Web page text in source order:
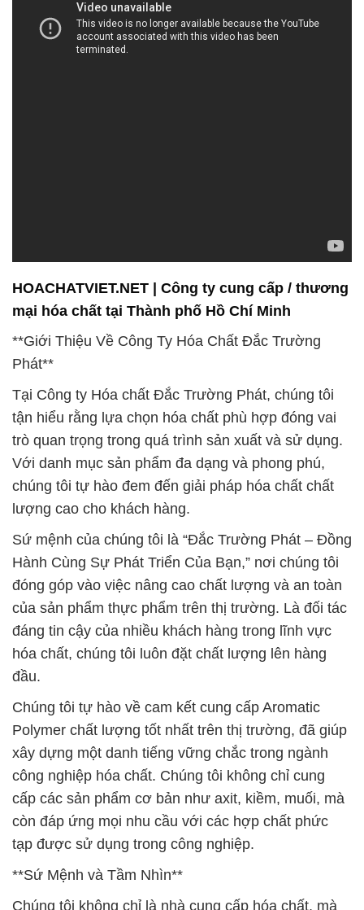
Phát**
Tại Công ty Hóa chất Đắc Trường Phát, chúng tôi
tận hiểu rằng lựa chọn hóa chất phù hợp đóng vai
trò quan trọng trong quá trình sản xuất và sử dụng.
Với danh mục sản phẩm đa dạng và phong phú,
chúng tôi tự hào đem đến giải pháp hóa chất chất
lượng cao cho khách hàng.
Sứ mệnh của chúng tôi là “Đắc Trường Phát – Đồng
Hành Cùng Sự Phát Triển Của Bạn,” nơi chúng tôi
đóng góp vào việc nâng cao chất lượng và an toàn
của sản phẩm thực phẩm trên thị trường. Là đối tác
đáng tin cậy của nhiều khách hàng trong lĩnh vực
hóa chất, chúng tôi luôn đặt chất lượng lên hàng
đầu.
Chúng tôi tự hào về cam kết cung cấp Aromatic
Polymer chất lượng tốt nhất trên thị trường, đã giúp
xây dựng một danh tiếng vững chắc trong ngành
công nghiệp hóa chất. Chúng tôi không chỉ cung
cấp các sản phẩm cơ bản như axit, kiềm, muối, mà
còn đáp ứng mọi nhu cầu với các hợp chất phức
tạp được sử dụng trong công nghiệp.
**Sứ Mệnh và Tầm Nhìn**
Chúng tôi không chỉ là nhà cung cấp hóa chất, mà
còn là đối tác đồng hành trong các dự án liên quan
đến xử lý nước và bảo vệ nguồn tài nguyên nước.
Sứ mệnh của chúng tôi không chỉ giới hạn trong lĩnh
vực kinh doanh mà còn mở rộng đến việc góp phần